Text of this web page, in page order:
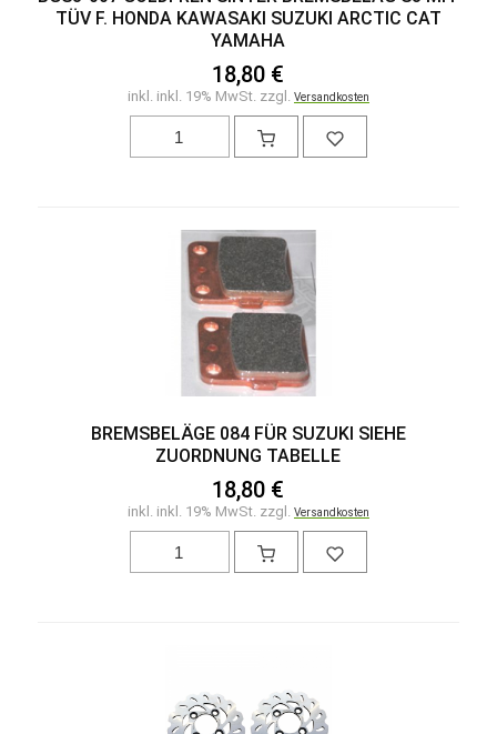
TÜV F. HONDA KAWASAKI SUZUKI ARCTIC CAT
YAMAHA
18,80 €
inkl. inkl. 19% MwSt. zzgl. Versandkosten
BREMSBELÄGE 084 FÜR SUZUKI SIEHE
ZUORDNUNG TABELLE
18,80 €
inkl. inkl. 19% MwSt. zzgl. Versandkosten